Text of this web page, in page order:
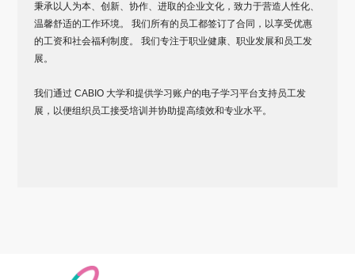
秉承以人为本、创新、协作、进取的企业文化，致力于营造人性化、
温馨舒适的工作环境。 我们所有的员工都签订了合同，以享受优惠
的工资和社会福利制度。 我们专注于职业健康、职业发展和员工发
展。
我们通过 CABIO 大学和提供学习账户的电子学习平台支持员工发
展，以便组织员工接受培训并协助提高绩效和专业水平。